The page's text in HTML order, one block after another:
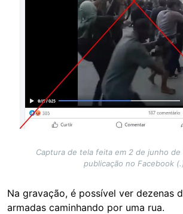
Captura de tela feita em 2 de junho de
publicação no Facebook
Na gravação, é possível ver dezenas
armadas caminhando por uma rua.